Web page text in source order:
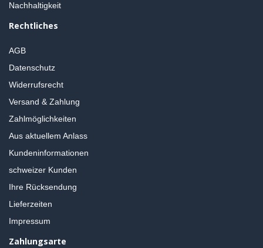
Nachhaltigkeit
Rechtliches
AGB
Datenschutz
Widerrufsrecht
Versand & Zahlung
Zahlmöglichkeiten
Aus aktuellem Anlass
Kundeninformationen
schweizer Kunden
Ihre Rücksendung
Lieferzeiten
Impressum
Zahlungsarte